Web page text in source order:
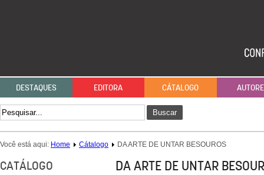
DESTAQUES EDITORA CÁTALOGO
Buscar
Você está aqui: Home Cátalogo DA ARTE DE UNTAR BESOUROS
CATÁLOGO DA ARTE DE UNTAR